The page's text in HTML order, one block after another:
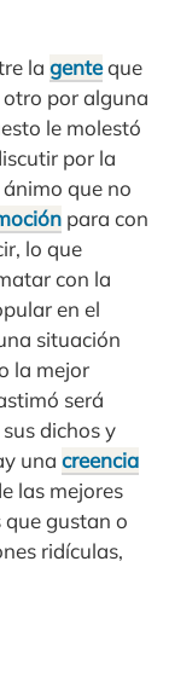
la genteque
por alguna
le molestó
por la
que no
para con
lo que
con la
en el
situación
la mejor
será
dichos y
una creencia
las mejores
gustan o
ridículas,